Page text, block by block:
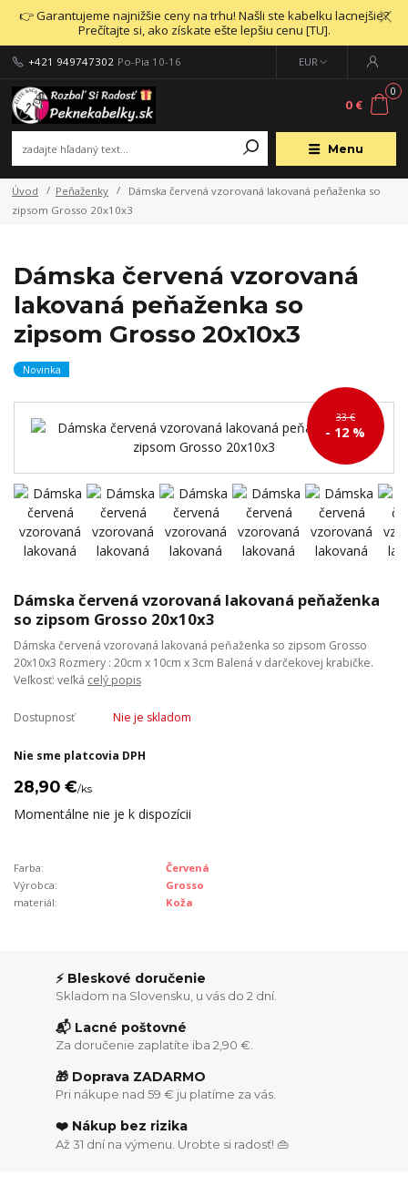
👉 Garantujeme najnižšie ceny na trhu! Našli ste kabelku lacnejšie?
Prečítajte si, ako získate ešte lepšiu cenu [TU].
Menu
EUR
+421 949747302 Po-Pia 10-16
0
0 €
Úvod Peňaženky
Dámska červená vzorovaná lakovaná peňaženka so
zipsom Grosso 20x10x3
Dámska červená vzorovaná
lakovaná peňaženka so
zipsom Grosso 20x10x3
Novinka
33 €
- 12 %
Dámska červená vzorovaná lakovaná peňaženka
so zipsom Grosso 20x10x3
Dámska červená vzorovaná lakovaná peňaženka so zipsom Grosso
20x10x3 Rozmery : 20cm x 10cm x 3cm Balená v darčekovej krabičke.
Veľkosť: veľká celý popis
Dostupnosť Nie je skladom
Nie sme platcovia DPH
28,90 €/ks
Momentálne nie je k dispozícii
Farba:
Červená
Výrobca:
Grosso
materiál:
Koža
⚡ Bleskové doručenie
Skladom na Slovensku, u vás do 2 dní.
📬 Lacné poštovné
Za doručenie zaplatíte iba 2,90 €.
🎁 Doprava ZADARMO
Pri nákupe nad 59 € ju platíme za vás.
❤️ Nákup bez rizika
Až 31 dní na výmenu. Urobte si radosť! 👜